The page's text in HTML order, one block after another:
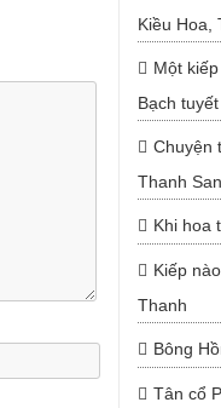
Kiều Hoa,
Một
Bạch tuyết
Chuyện
Thanh
Khi hoa
Kiếp
Thanh
Bông
Tân cổ